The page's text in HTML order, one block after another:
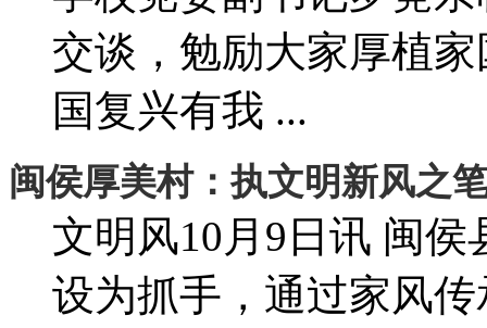
交谈，勉励大家厚植
国复兴有我 ...
闽侯厚美村：执文明新风之
文明风10月9日讯 闽
设为抓手，通过家风